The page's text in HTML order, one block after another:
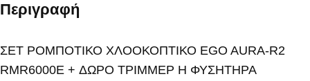
Περιγραφή
ΣΕΤ ΡΟΜΠΟΤΙΚΟ ΧΛΟΟΚΟΠΤΙΚΟ EGO AURA-R2
RMR6000E + ΔΩΡΟ ΤΡΙΜΜΕΡ Η ΦΥΣΗΤΗΡΑ